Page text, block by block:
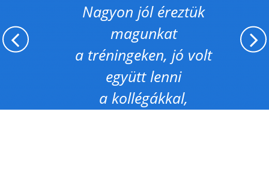
Nagyon jól éreztük
magunkat
a tréningeken, jó volt
együtt lenni
a kollégákkal,